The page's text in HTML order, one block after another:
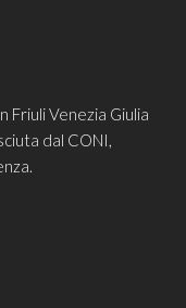
Friuli Venezia Giulia
dal CONI,